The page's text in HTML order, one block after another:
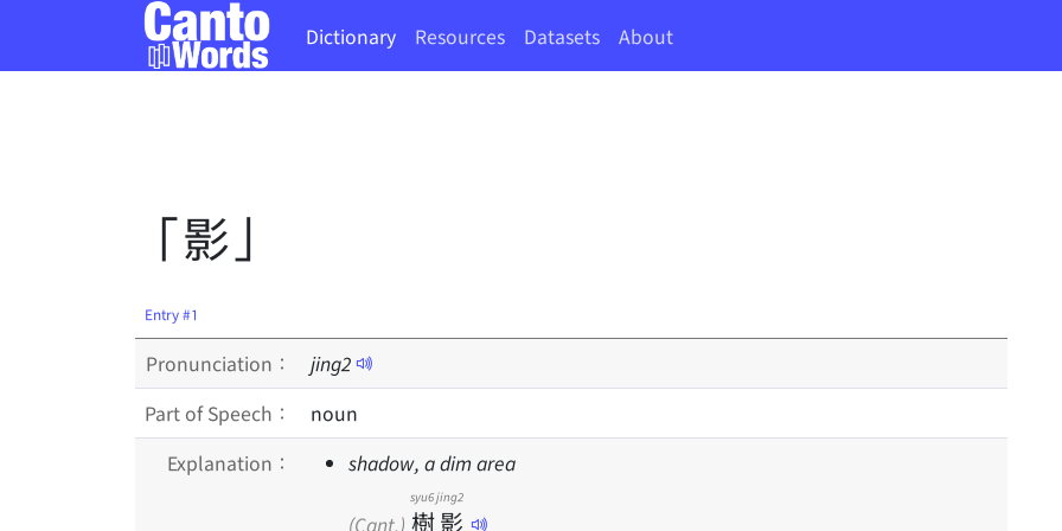
Dictionary Resources Datasets About
「影」
Entry #1
Pronunciation： jing2
Part of Speech：
noun
Explanation：
shadow, a dim area
(Cant.) 樹
syu6
影
jing2